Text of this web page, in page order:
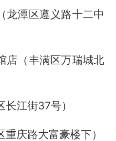
龙潭区遵义路十二中
店（丰满区万瑞城北
江街37号）
庆路大富豪楼下）